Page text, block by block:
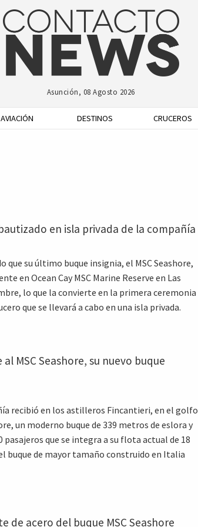
Asunción, 08 Agosto 2026
AVIACIÓN DESTINOS CRUCEROS
en isla privada de la compañía
que su último buque insignia, el MSC Seashore,
en Ocean Cay MSC Marine Reserve en Las
lo que la convierte en la primera ceremonia
que se llevará a cabo en una isla privada.
al MSC Seashore, su nuevo buque
recibió en los astilleros Fincantieri, en el golfo
un moderno buque de 339 metros de eslora y
pasajeros que se integra a su flota actual de 18
buque de mayor tamaño construido en Italia
de acero del buque MSC Seashore